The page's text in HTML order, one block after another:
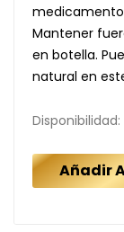
Mantener
en botella.
natural en
Disponibilidad:
Añadir